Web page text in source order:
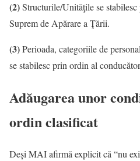
(2)Structurile/Unităţile se
Suprem de Apărare a Ţării.
(3)Perioada, categoriile de
se stabilesc prin ordin al
Adăugarea unor
ordin clasificat
Deși MAI afirmă explicit că “nu